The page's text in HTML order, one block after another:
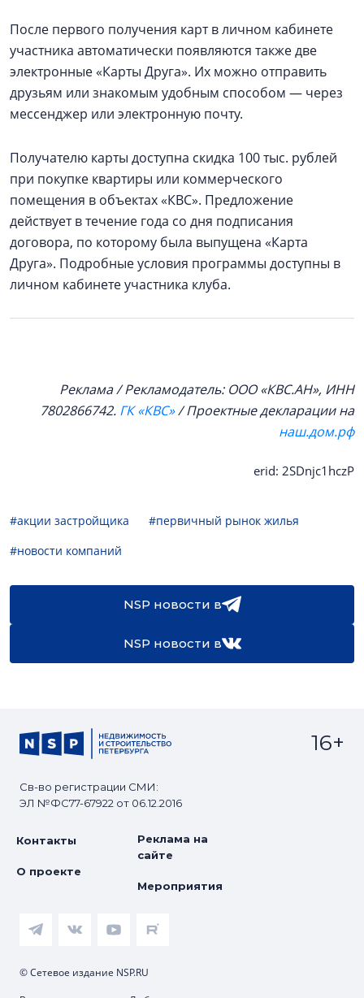
После первого получения карт в личном кабинете
участника автоматически появляются также две
электронные «Карты Друга». Их можно отправить
друзьям или знакомым удобным способом — через
мессенджер или электронную почту.
Получателю карты доступна скидка 100 тыс. рублей
при покупке квартиры или коммерческого
помещения в объектах «КВС». Предложение
действует в течение года со дня подписания
договора, по которому была выпущена «Карта
Друга». Подробные условия программы доступны в
личном кабинете участника клуба.
Реклама / Рекламодатель: ООО «КВС.АН», ИНН
7802866742. ГК «КВС»/ Проектные декларации на
наш.дом.рф
erid: 2SDnjc1hczP
#акции застройщика
#первичный рынок жилья
#новости компаний
NSP новости в
NSP новости в
Св-во регистрации СМИ:
ЭЛ №ФС77-67922 от 06.12.2016
16+
Контакты
О проекте
Реклама на
сайте
Мероприятия
© Сетевое издание NSP.RU